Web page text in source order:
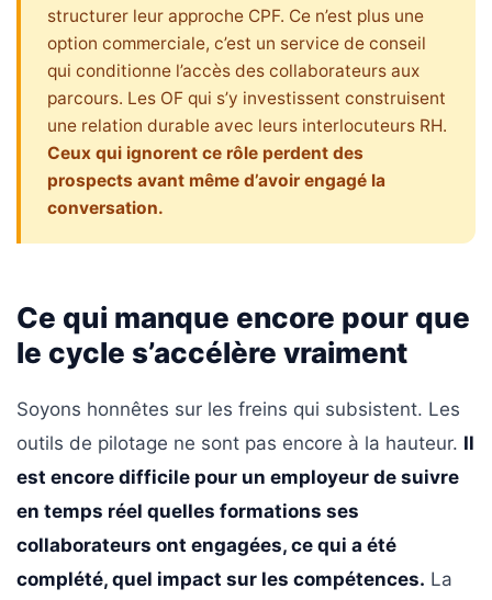
structurer leur approche CPF. Ce n’est plus une
option commerciale, c’est un service de conseil
qui conditionne l’accès des collaborateurs aux
parcours. Les OF qui s’y investissent construisent
une relation durable avec leurs interlocuteurs RH.
Ceux qui ignorent ce rôle perdent des
prospects avant même d’avoir engagé la
conversation.
Ce qui manque encore pour que
le cycle s’accélère vraiment
Soyons honnêtes sur les freins qui subsistent. Les
outils de pilotage ne sont pas encore à la hauteur. Il
est encore difficile pour un employeur de suivre
en temps réel quelles formations ses
collaborateurs ont engagées, ce qui a été
complété, quel impact sur les compétences. La